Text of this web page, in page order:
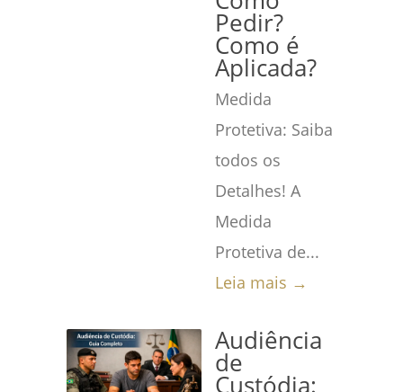
Pedir?
Como é
Aplicada?
Medida
Protetiva: Saiba
todos os
Detalhes! A
Medida
Protetiva de...
Leia mais →
Audiência
de
Custódia: